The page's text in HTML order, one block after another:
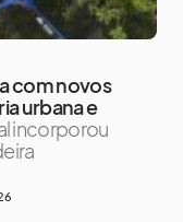
com novos
urbana e
incorporou